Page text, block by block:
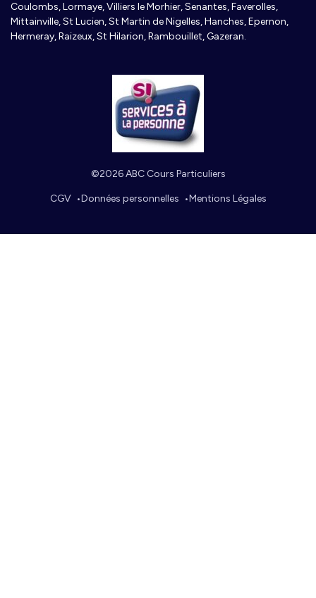
Coulombs, Lormaye, Villiers le Morhier, Senantes, Faverolles,
Mittainville, St Lucien, St Martin de Nigelles, Hanches, Epernon,
Hermeray, Raizeux, St Hilarion, Rambouillet, Gazeran.
©2026 ABC Cours Particuliers
CGV Données personnelles Mentions Légales